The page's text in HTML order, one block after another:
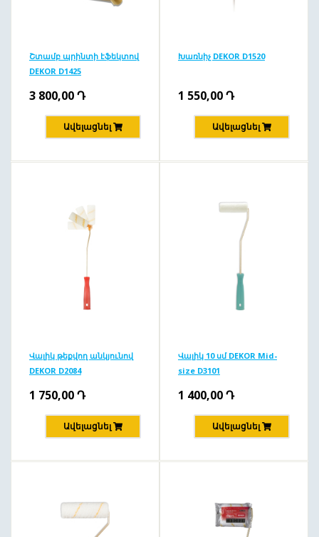
Շտամբ պրինտի էֆեկտով
DEKOR D1425
3 800,00Դ
Ավելացնել
Խառնիչ DEKOR D1520
1 550,00Դ
Ավելացնել
Վալիկ թեքվող անկյունով
DEKOR D2084
1 750,00Դ
Ավելացնել
Վալիկ 10 սմ DEKOR Mid-
size D3101
1 400,00Դ
Ավելացնել